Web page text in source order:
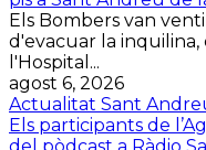
Els Bombers van
d'evacuar la inquilina,
l'Hospital...
agost 6, 2026
Actualitat Sant
Els participants de